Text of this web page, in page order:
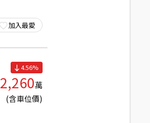
加入最愛
4.56%
2,260萬
(含車位價)